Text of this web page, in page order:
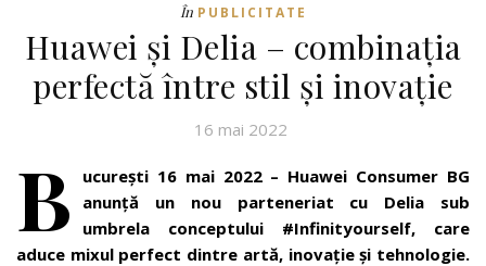
În PUBLICITATE
Huawei și Delia – combinația
perfectă între stil și inovație
16 mai 2022
B
ucurești 16 mai 2022 – Huawei Consumer BG
anunță un nou parteneriat cu Delia sub
umbrela conceptului #Infinityourself, care
aduce mixul perfect dintre artă, inovație și tehnologie.